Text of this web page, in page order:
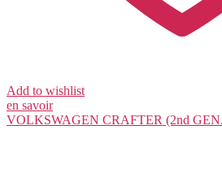
Add to wishlist
en savoir
VOLKSWAGEN CRAFTER (2nd